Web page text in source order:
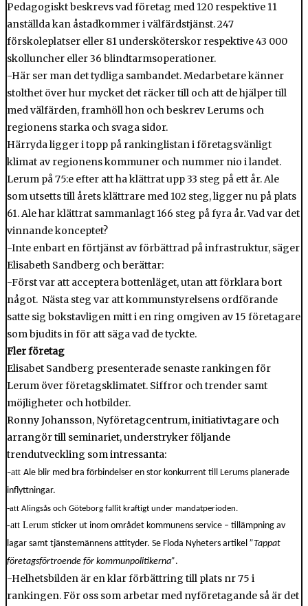
Pedagogiskt beskrevs vad företag med 120 respektive 11
anställda kan åstadkommer i välfärdstjänst. 247
förskoleplatser eller 81 undersköterskor respektive 43 000
skolluncher eller 36 blindtarmsoperationer.
-Här ser man det tydliga sambandet. Medarbetare känner
stolthet över hur mycket det räcker till och att de hjälper till
med välfärden, framhöll hon och beskrev Lerums och
regionens starka och svaga sidor.
Härryda ligger i topp på rankinglistan i företagsvänligt
klimat av regionens kommuner och nummer nio i landet.
Lerum på 75:e efter att ha klättrat upp 33 steg på ett år. Ale
som utsetts till årets klättrare med 102 steg, ligger nu på plats
61. Ale har klättrat sammanlagt 166 steg på fyra år. Vad var det
vinnande konceptet?
-Inte enbart en förtjänst av förbättrad på infrastruktur, säger
Elisabeth Sandberg och berättar:
-Först var att acceptera bottenläget, utan att förklara bort
något. Nästa steg var att kommunstyrelsens ordförande
satte sig bokstavligen mitt i en ring omgiven av 15 företagare
som bjudits in för att säga vad de tyckte.
Fler företag
Elisabet Sandberg presenterade senaste rankingen för
Lerum över företagsklimatet. Siffror och trender samt
möjligheter och hotbilder.
Ronny Johansson, Nyföretagcentrum, initiativtagare och
arrangör till seminariet, understryker följande
trendutveckling som intressanta:
–att Ale blir med bra förbindelser en stor konkurrent till Lerums planerade
inflyttningar.
-att Alingsås och Göteborg fallit kraftigt under mandatperioden.
-att Lerum sticker ut inom området kommunens service – tillämpning av
lagar samt tjänstemännens attityder. Se Floda Nyheters artikel ”Tappat
företagsförtroende för kommunpolitikerna”.
-Helhetsbilden är en klar förbättring till plats nr 75 i
rankingen. För oss som arbetar med nyföretagande så är det